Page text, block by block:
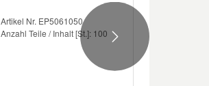
Artikel Nr. EP5061050
Anzahl Teile / Inhalt [St.]: 100
Next